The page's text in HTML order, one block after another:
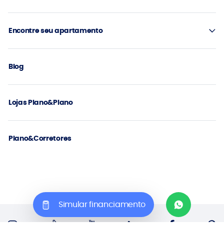
Encontre seu apartamento
Blog
Lojas Plano&Plano
Plano&Corretores
Simular financiamento